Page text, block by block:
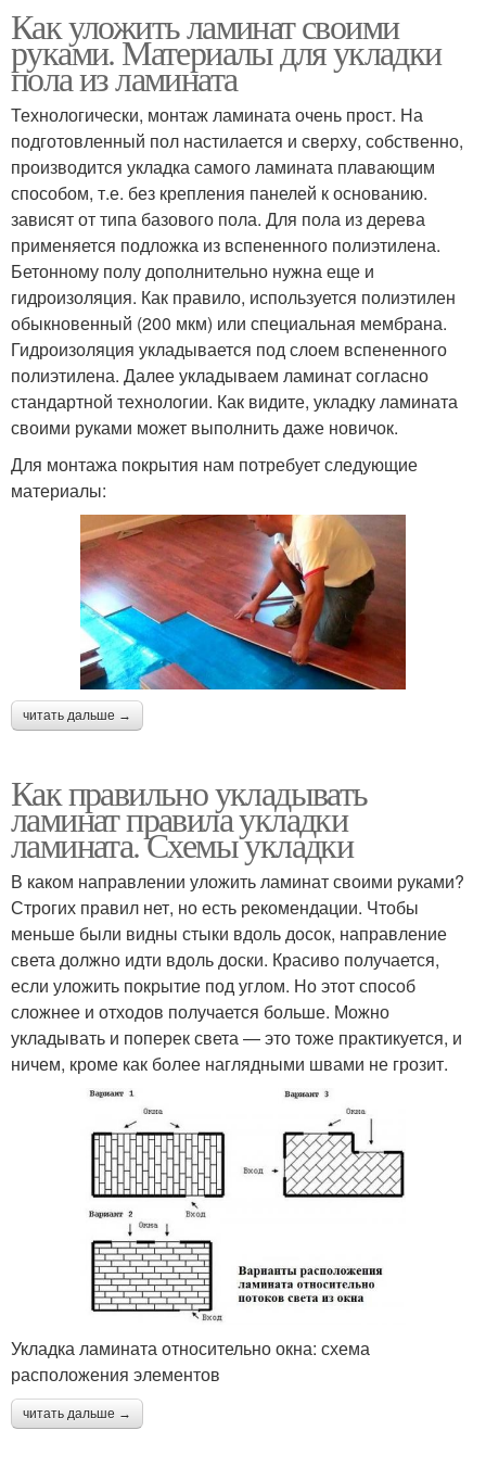
Как уложить ламинат своими
руками. Материалы для укладки
пола из ламината
Технологически, монтаж ламината очень прост. На
подготовленный пол настилается и сверху, собственно,
производится укладка самого ламината плавающим
способом, т.е. без крепления панелей к основанию.
зависят от типа базового пола. Для пола из дерева
применяется подложка из вспененного полиэтилена.
Бетонному полу дополнительно нужна еще и
гидроизоляция. Как правило, используется полиэтилен
обыкновенный (200 мкм) или специальная мембрана.
Гидроизоляция укладывается под слоем вспененного
полиэтилена. Далее укладываем ламинат согласно
стандартной технологии. Как видите, укладку ламината
своими руками может выполнить даже новичок.
Для монтажа покрытия нам потребует следующие
материалы:
читать дальше →
Как правильно укладывать
ламинат правила укладки
ламината. Схемы укладки
В каком направлении уложить ламинат своими руками?
Строгих правил нет, но есть рекомендации. Чтобы
меньше были видны стыки вдоль досок, направление
света должно идти вдоль доски. Красиво получается,
если уложить покрытие под углом. Но этот способ
сложнее и отходов получается больше. Можно
укладывать и поперек света — это тоже практикуется, и
ничем, кроме как более наглядными швами не грозит.
Укладка ламината относительно окна: схема
расположения элементов
читать дальше →